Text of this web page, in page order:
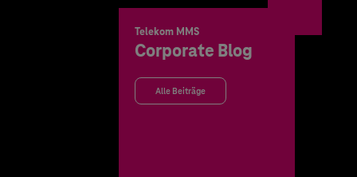
Telekom MMS
Corporate Blog
Alle Beiträge